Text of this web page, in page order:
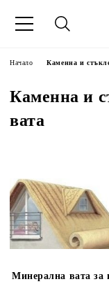
Начало Каменна и
Каменна и
вата
Минерална вата за